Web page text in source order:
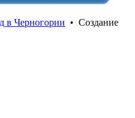
в Черногории • Создание